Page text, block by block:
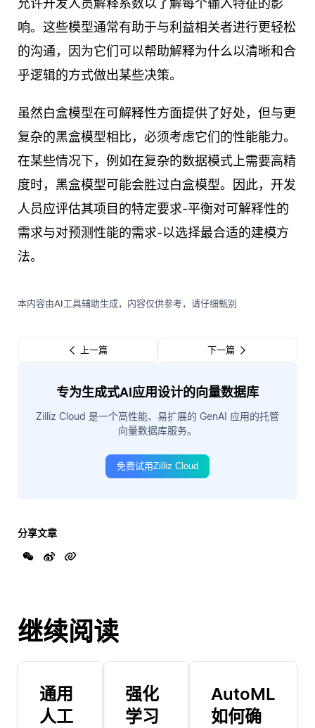
允许开发人员解释系数以了解每个输入特征的影
响。这些模型通常有助于与利益相关者进行更轻松
的沟通，因为它们可以帮助解释为什么以清晰和合
乎逻辑的方式做出某些决策。
虽然白盒模型在可解释性方面提供了好处，但与更
复杂的黑盒模型相比，必须考虑它们的性能能力。
在某些情况下，例如在复杂的数据模式上需要高精
度时，黑盒模型可能会胜过白盒模型。因此，开发
人员应评估其项目的特定要求-平衡对可解释性的
需求与对预测性能的需求-以选择最合适的建模方
法。
本内容由AI工具辅助生成，内容仅供参考，请仔细甄别
上一篇 下一篇
专为生成式AI应用设计的向量数据库
Zilliz Cloud 是一个高性能、易扩展的 GenAI 应用的托管
向量数据库服务。
免费试用Zilliz Cloud
分享文章
继续阅读
通用
人工
强化
学习
AutoML
如何确